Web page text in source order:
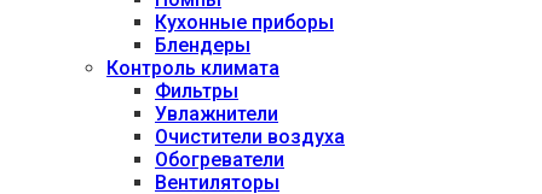
Кухонные приборы
Блендеры
Контроль климата
Фильтры
Увлажнители
Очистители воздуха
Обогреватели
Вентиляторы